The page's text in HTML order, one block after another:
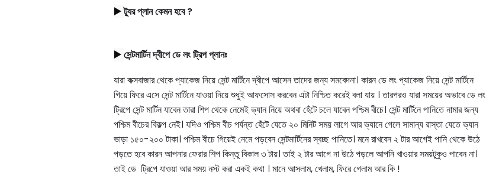
▶️ ট্যুর প্লান কেমন হবে?
▶️ সেন্টমার্টিন দ্বীপেডে লং ট্রিপ প্লানঃ
যারা কক্সবাজার থেকে প্যাকেজ নিয়ে সেন্ট মার্টিনেদ্বীপেআসেন তাদের জন্য সমবেদনা। কারনডে লং প্যাকেজ নিয়ে সেন্ট মার্টিনে
গিয়ে ফিরে এসে সেন্ট মার্টিনে যাওয়া নিয়েশুধুইআফসোসকরবেন এটা নিশ্চিত করেই বলা যায় । তারপরও যারা সময়ের অভাবে ডে লং
ট্রিপে সেন্ট মার্টিন যাবেন তারা শিপ থেকে নেমেই ভ্যান নিয়ে অথবা হেঁটে চলে যাবেন পশ্চিম বীচে। সেন্ট মার্টিনে পানিতে নামার জন্য
পশ্চিম বীচের বিকল্প নেই। যদিও পশ্চিম বীচ পর্যন্ত হেঁটে যেতে২০ মিনিট সময় লাগে আর ভ্যানে গেলে সামান্য রাস্তা যেতে ভ্যান
ভাড়া ১৫০-২০০ টাকা। পশ্চিম বীচে গিয়েই নেমেপড়বেন সেন্টমার্টিনেরস্বচ্ছ পানিতে। মনে রাখবেন ২ টার আগেই পানি থেকে উঠে
পড়তে হবে কারনআপনার ফেরার শিপ কিন্তু বিকাল ৩ টায়। তাই ২ টার আগে না উঠে পড়লে আপনি খাওয়ার সময়টুকুও পাবেন না।
তাই ডে ট্রিপেযাওয়া আর সময় নস্ট করা একই কথা । মানে আসলাম,খেলাম,ফিরে গেলাম আর কি !